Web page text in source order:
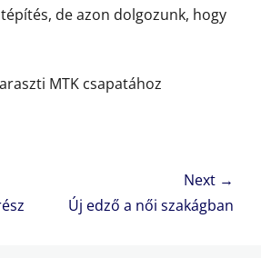
de azon dolgozunk, hogy
MTK csapatához
Next →
Next
Új edző a női szakágban